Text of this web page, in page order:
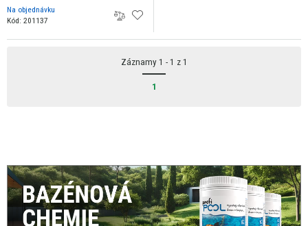
Na objednávku
Kód: 201137
Záznamy 1 - 1 z 1
1